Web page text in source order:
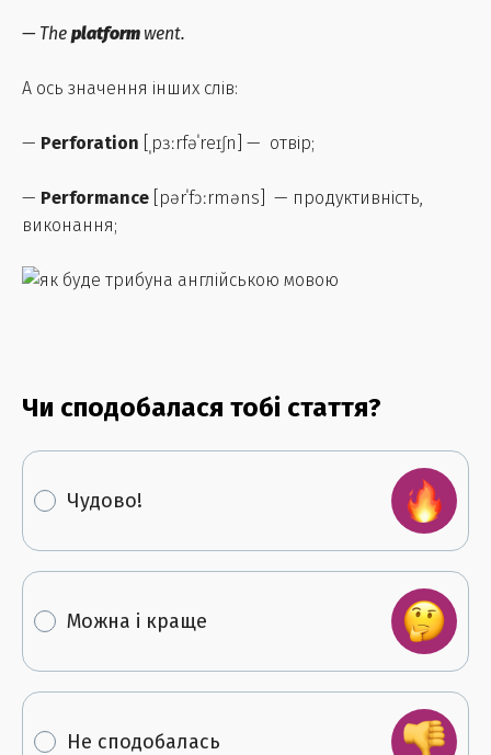
— The platform went.
А ось значення інших слів:
— Perforation [ˌpɜːrfəˈreɪʃn] — отвір;
— Performance [pərˈfɔːrməns] — продуктивність,
виконання;
Чи сподобалася тобі стаття?
Чудово!
Можна і краще
Не сподобалась